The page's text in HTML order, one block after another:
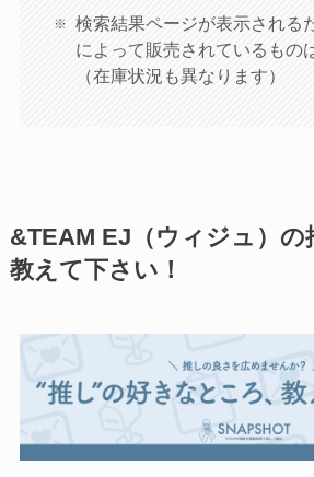
検索結果ページが表示される
によって販売されているもの
（在庫状況も異なります）
&TEAM EJ（ウィジュ）の
教えて下さい！